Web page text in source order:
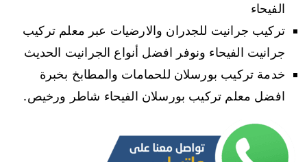
الفيحاء
تركيب جرانيت للجدران والارضيات عبر معلم تركيب
جرانيت الفيحاء ونوفر افضل أنواع الجرانيت الحديث
خدمة تركيب بورسلان للحمامات والمطابخ بخبرة
افضل معلم تركيب بورسلان الفيحاء شاطر ورخيص.